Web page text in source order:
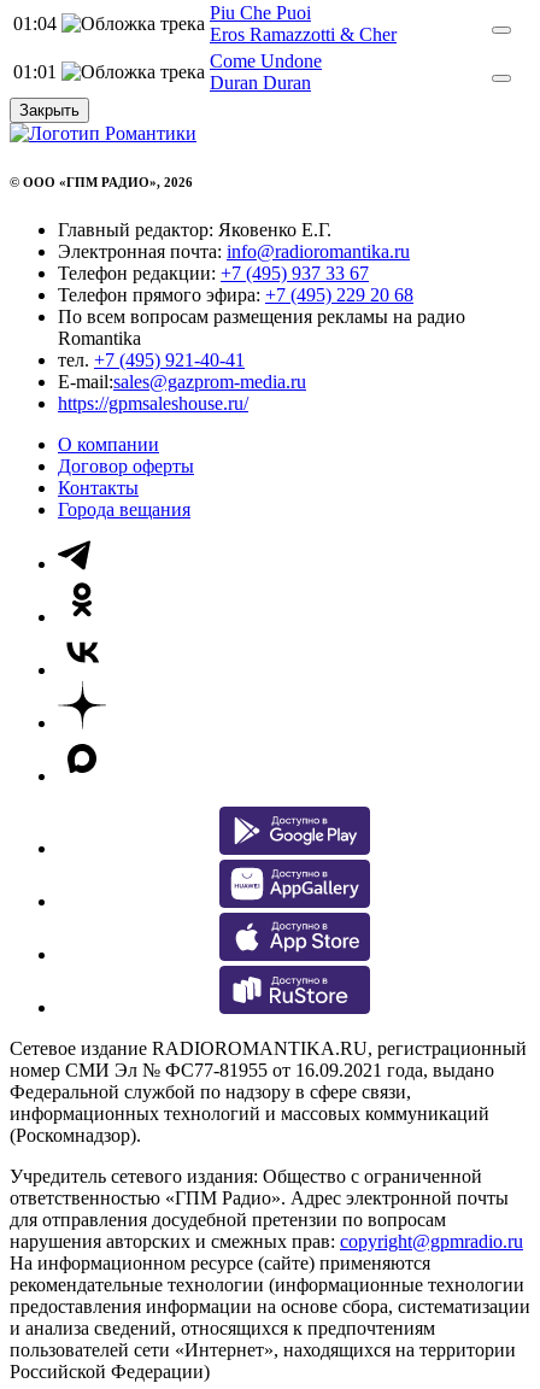
01:04
Piu Che Puoi
Eros Ramazzotti & Cher
01:01
Come Undone
Duran Duran
Закрыть
© ООО «ГПМ РАДИО», 2026
Главный редактор: Яковенко Е.Г.
Электронная почта: info@radioromantika.ru
Телефон редакции: +7 (495) 937 33 67
Телефон прямого эфира: +7 (495) 229 20 68
По всем вопросам размещения рекламы на радио
Romantika
тел. +7 (495) 921-40-41
E-mail:sales@gazprom-media.ru
https://gpmsaleshouse.ru/
О компании
Договор оферты
Контакты
Города вещания
Сетевое издание RADIOROMANTIKA.RU, регистрационный
номер СМИ Эл № ФС77-81955 от 16.09.2021 года, выдано
Федеральной службой по надзору в сфере связи,
информационных технологий и массовых коммуникаций
(Роскомнадзор).
Учредитель сетевого издания: Общество с ограниченной
ответственностью «ГПМ Радио». Адрес электронной почты
для отправления досудебной претензии по вопросам
нарушения авторских и смежных прав: copyright@gpmradio.ru
На информационном ресурсе (сайте) применяются
рекомендательные технологии (информационные технологии
предоставления информации на основе сбора, систематизации
и анализа сведений, относящихся к предпочтениям
пользователей сети «Интернет», находящихся на территории
Российской Федерации)